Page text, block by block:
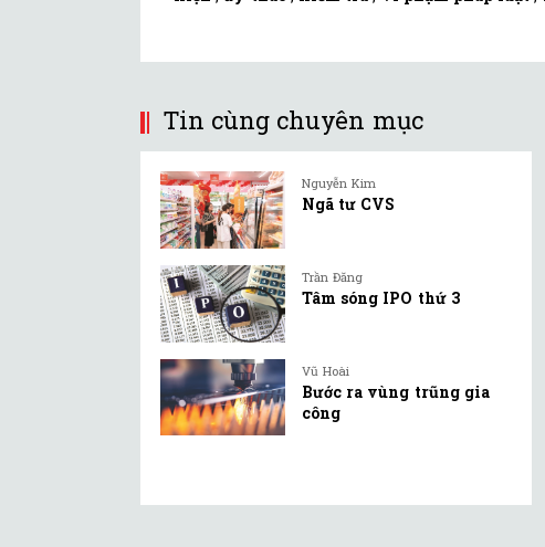
Tin cùng chuyên mục
Nguyễn Kim
Ngã tư CVS
Trần Đăng
Tâm sóng IPO thứ 3
Vũ Hoài
Bước ra vùng trũng gia
công